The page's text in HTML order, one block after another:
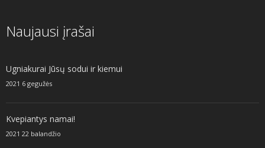
Naujausi įrašai
Ugniakurai Jūsų sodui ir kiemui
2021 6 gegužės
Kvepiantys namai!
2021 22 balandžio